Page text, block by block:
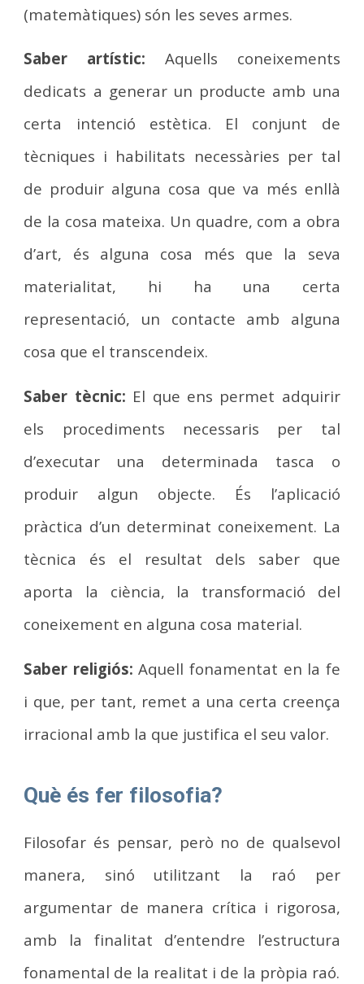
(matemàtiques) són les seves armes.
Saber artístic: Aquells coneixements
dedicats a generar un producte amb una
certa intenció estètica. El conjunt de
tècniques i habilitats necessàries per tal
de produir alguna cosa que va més enllà
de la cosa mateixa. Un quadre, com a obra
d’art, és alguna cosa més que la seva
materialitat, hi ha una certa
representació, un contacte amb alguna
cosa que el transcendeix.
Saber tècnic: El que ens permet adquirir
els procediments necessaris per tal
d’executar una determinada tasca o
produir algun objecte. És l’aplicació
pràctica d’un determinat coneixement. La
tècnica és el resultat dels saber que
aporta la ciència, la transformació del
coneixement en alguna cosa material.
Saber religiós: Aquell fonamentat en la fe
i que, per tant, remet a una certa creença
irracional amb la que justifica el seu valor.
Què és fer filosofia?
Filosofar és pensar, però no de qualsevol
manera, sinó utilitzant la raó per
argumentar de manera crítica i rigorosa,
amb la finalitat d’entendre l’estructura
fonamental de la realitat i de la pròpia raó.